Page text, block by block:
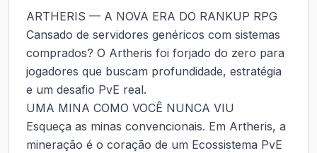
ARTHERIS — A NOVA ERA DO RANKUP RPG
Cansado de servidores genéricos com sistemas
comprados? O Artheris foi forjado do zero para
jogadores que buscam profundidade, estratégia
e um desafio PvE real.
UMA MINA COMO VOCÊ NUNCA VIU
Esqueça as minas convencionais. Em Artheris, a
mineração é o coração de um Ecossistema PvE